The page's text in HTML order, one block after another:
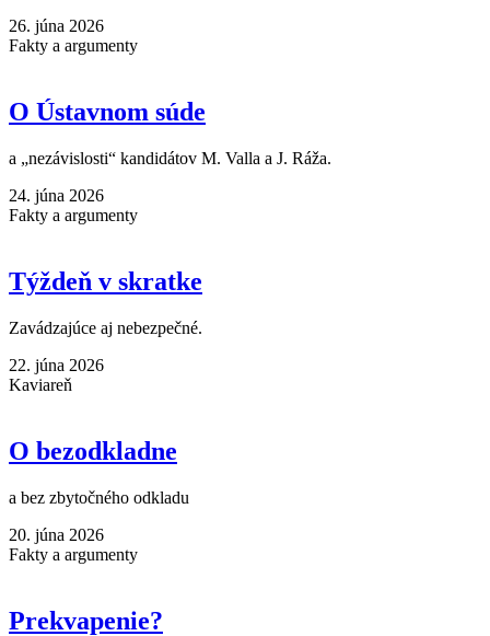
26. júna 2026
Fakty a argumenty
O Ústavnom súde
a „nezávislosti“ kandidátov M. Valla a J. Ráža.
24. júna 2026
Fakty a argumenty
Týždeň v skratke
Zavádzajúce aj nebezpečné.
22. júna 2026
Kaviareň
O bezodkladne
a bez zbytočného odkladu
20. júna 2026
Fakty a argumenty
Prekvapenie?